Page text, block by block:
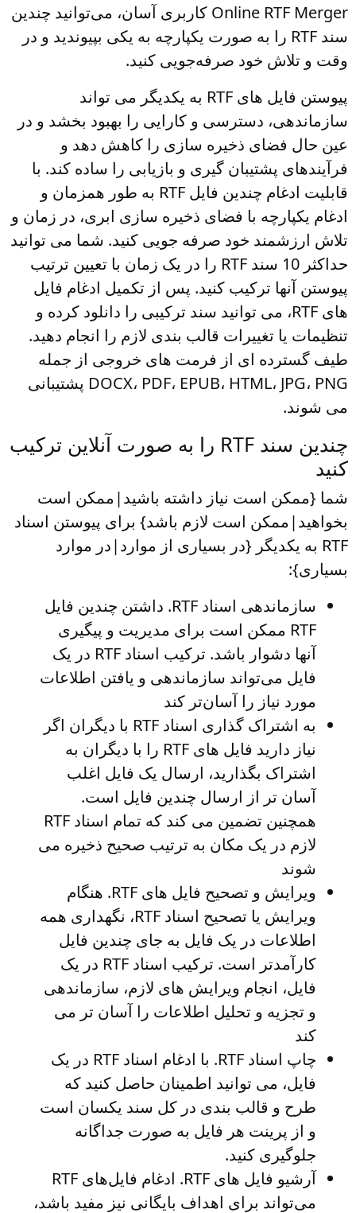
Online RTF Merger کاربری آسان، می‌توانید چندین
سند RTF را به صورت یکپارچه به یکی بپیوندید و در
وقت و تلاش خود صرفه‌جویی کنید.
پیوستن فایل های RTF به یکدیگر می تواند
سازماندهی، دسترسی و کارایی را بهبود بخشد و در
عین حال فضای ذخیره سازی را کاهش دهد و
فرآیندهای پشتیبان گیری و بازیابی را ساده کند. با
قابلیت ادغام چندین فایل RTF به طور همزمان و
ادغام یکپارچه با فضای ذخیره سازی ابری، در زمان و
تلاش ارزشمند خود صرفه جویی کنید. شما می توانید
حداکثر 10 سند RTF را در یک زمان با تعیین ترتیب
پیوستن آنها ترکیب کنید. پس از تکمیل ادغام فایل
های RTF، می توانید سند ترکیبی را دانلود کرده و
تنظیمات یا تغییرات قالب بندی لازم را انجام دهید.
طیف گسترده ای از فرمت های خروجی از جمله
DOCX، PDF، EPUB، HTML، JPG، PNG پشتیبانی
می شوند.
چندین سند RTF را به صورت آنلاین ترکیب
کنید
شما {ممکن است نیاز داشته باشید|ممکن است
بخواهید|ممکن است لازم باشد} برای پیوستن اسناد
RTF به یکدیگر {در بسیاری از موارد|در موارد
بسیاری}:
سازماندهی اسناد RTF
. داشتن چندین فایل
RTF ممکن است برای مدیریت و پیگیری
آنها دشوار باشد. ترکیب اسناد RTF در یک
فایل می‌تواند سازماندهی و یافتن اطلاعات
مورد نیاز را آسان‌تر کند
به اشتراک گذاری اسناد RTF با دیگران
اگر
نیاز دارید فایل های RTF را با دیگران به
اشتراک بگذارید، ارسال یک فایل اغلب
آسان تر از ارسال چندین فایل است.
همچنین تضمین می کند که تمام اسناد RTF
لازم در یک مکان به ترتیب صحیح ذخیره می
شوند
ویرایش و تصحیح فایل های RTF
. هنگام
ویرایش یا تصحیح اسناد RTF، نگهداری همه
اطلاعات در یک فایل به جای چندین فایل
کارآمدتر است. ترکیب اسناد RTF در یک
فایل، انجام ویرایش های لازم، سازماندهی
و تجزیه و تحلیل اطلاعات را آسان تر می
کند
چاپ اسناد RTF
. با ادغام اسناد RTF در یک
فایل، می توانید اطمینان حاصل کنید که
طرح و قالب بندی در کل سند یکسان است
و از پرینت هر فایل به صورت جداگانه
جلوگیری کنید.
آرشیو فایل های RTF
. ادغام فایل‌های RTF
می‌تواند برای اهداف بایگانی نیز مفید باشد،